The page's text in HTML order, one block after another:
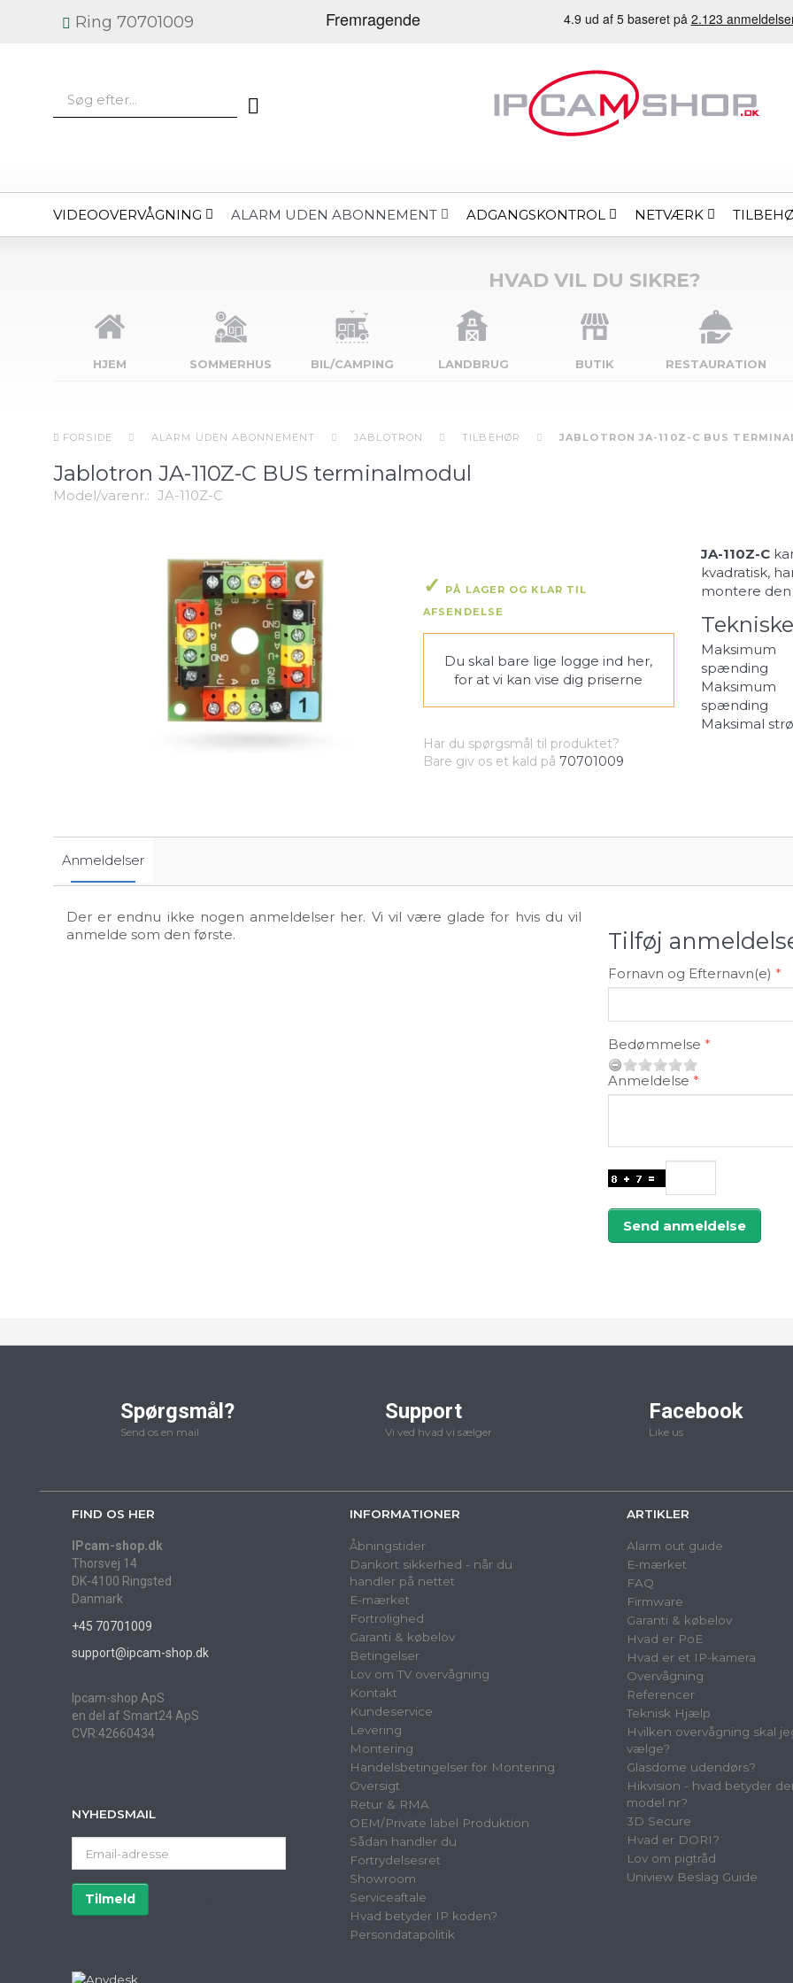
Ring 70701009
VIDEOOVERVÅGNING ALARM UDEN ABONNEMENT ADGANGSKONTROL NETVÆRK
HVAD VIL DU SIKRE?
HJEM SOMMERHUS BIL/CAMPING LANDBRUG BUTIK RESTAURATION
FORSIDE ALARM UDEN ABONNEMENT JABLOTRON TILBEHØR JABLOTRON JA-110Z-C BUS
Jablotron JA-110Z-C BUS terminalmodul
Model/varenr.: JA-110Z-C
PÅ LAGER OG KLAR TIL
AFSENDELSE
Du skal bare lige logge ind her,
for at vi kan vise dig priserne
Har du spørgsmål til produktet?
Bare giv os et kald på 70701009
JA-110Z-C
kvadratisk,
montere den
Maksimum
spænding
Maksimum
spænding
Maksimal
Anmeldelser
Der er endnu ikke nogen anmeldelser her. Vi vil være glade for hvis du vil
anmelde som den første.
Tilføj
Fornavn og Efternavn(e)
Bedømmelse
Anmeldelse
Send anmeldelse
Spørgsmål?
Send os en mail
Support
Vi ved hvad vi sælger
Facebook
Like us
FIND OS HER
IPcam-shop.dk
Thorsvej 14
DK-4100 Ringsted
Danmark
+45 70701009
support@ipcam-shop.dk
Ipcam-shop ApS
en del af Smart24 ApS
CVR:42660434
NYHEDSMAIL
adresse
Tilmeld
INFORMATIONER
Åbningstider
Dankort sikkerhed - når du
handler på nettet
E-mærket
Fortrolighed
Garanti & købelov
Betingelser
Lov om TV overvågning
Kontakt
Kundeservice
Levering
Montering
Handelsbetingelser for Montering
Oversigt
Retur & RMA
OEM/Private label Produktion
Sådan handler du
Fortrydelsesret
Showroom
Serviceaftale
Hvad betyder IP koden?
Persondatapolitik
ARTIKLER
Alarm out guide
E-mærket
FAQ
Firmware
Garanti & købelov
Hvad er PoE
Hvad er et IP-kamera
Overvågning
Referencer
Teknisk Hjælp
Hvilken overvågning skal
vælge?
Glasdome udendørs?
Hikvision - hvad betyder
model nr?
3D Secure
Hvad er DORI?
Lov om pigtråd
Uniview Beslag Guide